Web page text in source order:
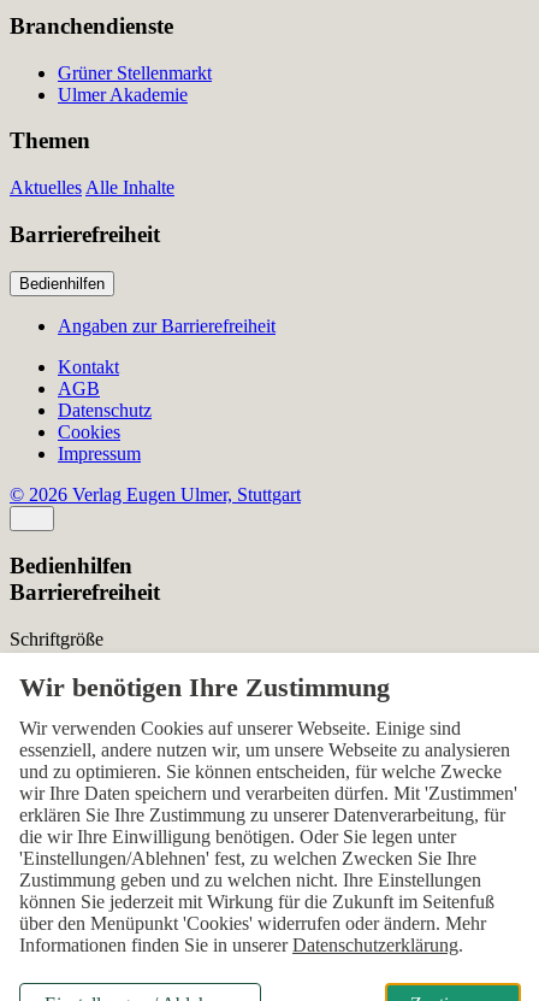
Branchendienste
Grüner Stellenmarkt
Ulmer Akademie
Themen
Aktuelles Alle Inhalte
Barrierefreiheit
Bedienhilfen
Angaben zur Barrierefreiheit
Kontakt
AGB
Datenschutz
Cookies
Impressum
© 2026 Verlag Eugen Ulmer, Stuttgart
Bedienhilfen
Barrierefreiheit
Schriftgröße
Normal Zurücksetzen
Kontrast
Normal Hoch Normal
Menü sichtbar
Ja Nein Ja
Über den ersten Skip-Link der Seite „Barrierefreiheits-
Einstellungen“ können Sie das Menü jederzeit wieder einblenden.
Einstellungen
Wir verwenden Cookies auf unserer Webseite. Einige sind
essenziell, andere nutzen wir, um unsere Webseite zu analysieren
und zu optimieren. Sie können entscheiden, für welche Zwecke
wir Ihre Daten speichern und verarbeiten dürfen. Mit 'Zustimmen'
erklären Sie Ihre Zustimmung zu unserer Datenverarbeitung, für
die wir Ihre Einwilligung benötigen. Oder Sie legen unter
'Einstellungen/Ablehnen' fest, zu welchen Zwecken Sie Ihre
Zustimmung geben und zu welchen nicht. Ihre Einstellungen
können Sie jederzeit mit Wirkung für die Zukunft im Seitenfuß
über den Menüpunkt 'Cookies' widerrufen oder ändern. Mehr
Informationen finden Sie in unsererDatenschutzerklärung.